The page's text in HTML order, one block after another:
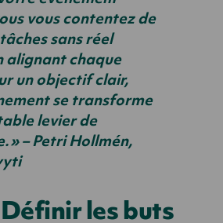
vous contentez de
sans réel
alignant chaque
un objectif clair,
se transforme
levier de
» – Petri Hollmén,
les buts